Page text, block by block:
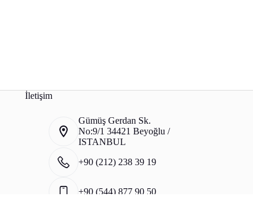
İletişim
Gümüş Gerdan Sk.
No:9/1 34421 Beyoğlu /
ISTANBUL
+90 (212) 238 39 19
+90 (544) 877 90 50